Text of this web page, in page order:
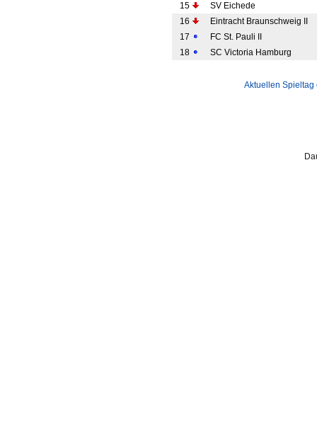
15
SV Eichede
16
Eintracht Braunschweig II
17
FC St. Pauli II
18
SC Victoria Hamburg
Aktuellen Spieltag